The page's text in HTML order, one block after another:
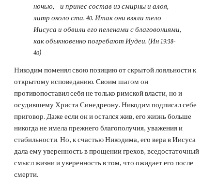
ночью, – и принес состав из смирны и алоя,
литр около ста. 40. Итак они взяли тело
Иисуса и обвили его пеленами с благовониями,
как обыкновенно погребают Иудеи. (Ин 19:38-
40)
Никодим поменял свою позицию от скрытой лояльности к
открытому исповеданию. Своим шагом он
противопоставил себя не только римской власти, но и
осудившему Христа Синедреону. Никодим подписал себе
приговор. Даже если он и остался жив, его жизнь больше
никогда не имела прежнего благополучия, уважения и
стабильности. Но, к счастью Никодима, его вера в Иисуса
дала ему уверенность в прощении грехов, вседостаточный
смысл жизни и уверенность в том, что ожидает его после
смерти.